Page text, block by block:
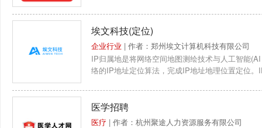
埃文科技(定位)
企业行业 | 作者：郑州埃文计算机科技有限公司
IP归属地是将网络空间地图测绘技术与人工智能
络的IP地址定位算法，完成IP地址地理位置定位
医学招聘
医疗 | 作者：杭州聚途人力资源服务有限公司